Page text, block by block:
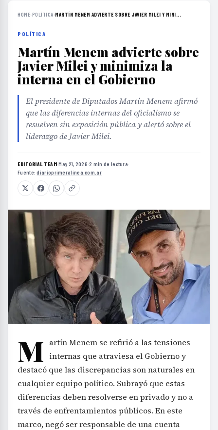
HOME›POLÍTICA›MARTÍN MENEM ADVIERTE SOBRE JAVIER MILEI Y MINI...
POLÍTICA
Martín Menem advierte sobre
Javier Milei y minimiza la
interna en el Gobierno
El presidente de Diputados Martín Menem afirmó
que las diferencias internas del oficialismo se
resuelven sin exposición pública y alertó sobre el
liderazgo de Javier Milei.
EDITORIAL TEAM·May 21, 2026·2 min de lectura·
Fuente:diarioprimeralinea.com.ar
M artín Menem se refirió a las tensiones
internas que atraviesa el Gobierno y
destacó que las discrepancias son naturales en
cualquier equipo político. Subrayó que estas
diferencias deben resolverse en privado y no a
través de enfrentamientos públicos. En este
marco, negó ser responsable de una cuenta